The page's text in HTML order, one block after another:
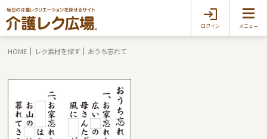
ログイン メニュー
HOME レク素材を探す おうち忘れて